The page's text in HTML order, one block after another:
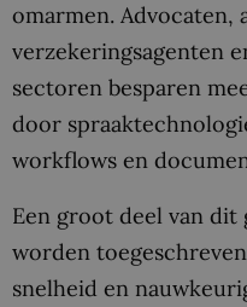
omarmen. Advocaten,
verzekeringsagenten
sectoren besparen
door
workflows en
Een groot deel van
worden
snelheid en